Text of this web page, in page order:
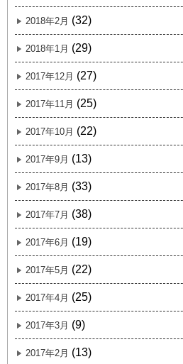
2018年2月 (32)
2018年1月 (29)
2017年12月 (27)
2017年11月 (25)
2017年10月 (22)
2017年9月 (13)
2017年8月 (33)
2017年7月 (38)
2017年6月 (19)
2017年5月 (22)
2017年4月 (25)
2017年3月 (9)
2017年2月 (13)